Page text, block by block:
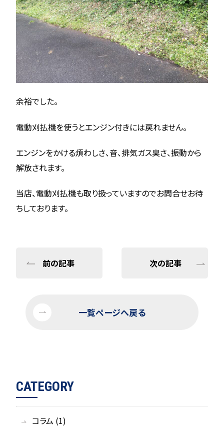
余裕でした。
電動刈払機を使うとエンジン付きには戻れません。
エンジンをかける煩わしさ、音、排気ガス臭さ、振動から
解放されます。
当店、電動刈払機も取り扱っていますのでお問合せお待
ちしております。
前の記事 次の記事
一覧ページへ戻る
CATEGORY
コラム (1)